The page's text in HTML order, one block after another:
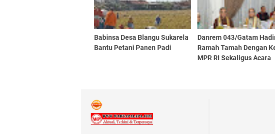
Babinsa Desa Blangu Sukarela
Bantu Petani Panen Padi
Danrem 043/Gatam
Ramah Tamah Dengan
MPR RI Sekaligus Acara